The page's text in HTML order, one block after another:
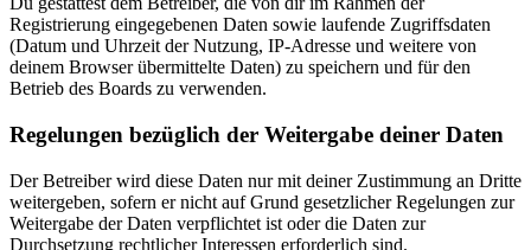
Registrierung eingegebenen Daten sowie laufende Zugriffsdaten
(Datum und Uhrzeit der Nutzung, IP-Adresse und weitere von
deinem Browser übermittelte Daten) zu speichern und für den
Betrieb des Boards zu verwenden.
Regelungen bezüglich der Weitergabe deiner Daten
Der Betreiber wird diese Daten nur mit deiner Zustimmung an Dritte
weitergeben, sofern er nicht auf Grund gesetzlicher Regelungen zur
Weitergabe der Daten verpflichtet ist oder die Daten zur
Durchsetzung rechtlicher Interessen erforderlich sind.